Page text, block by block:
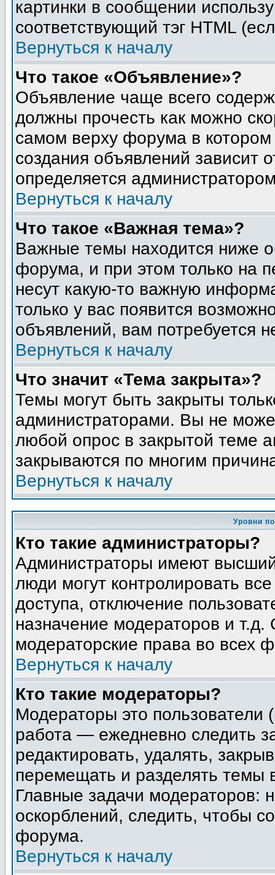
картинки в сообщении
соответствующий тэг HTML
Вернуться к началу
Что такое «Объявление»?
Объявление чаще всего
должны прочесть как можно
самом верху форума в
создания объявлений зависит
определяется
Вернуться к началу
Что такое «Важная тема»?
Важные темы находится ниже
форума, и при этом только на
несут какую-то важную
только у вас появится
объявлений, вам потребуется
Вернуться к началу
Что значит «Тема закрыта»?
Темы могут быть закрыты
администраторами. Вы не
любой опрос в закрытой теме
закрываются по многим
Вернуться к началу
Уровни
Кто такие администраторы?
Администраторы имеют
люди могут контролировать
доступа, отключение
назначение модераторов и
модераторские права во всех
Вернуться к началу
Кто такие модераторы?
Модераторы это пользователи
работа — ежедневно следить
редактировать, удалять,
перемещать и разделять темы
Главные задачи модераторов:
оскорблений, следить, чтобы
форума.
Вернуться к началу